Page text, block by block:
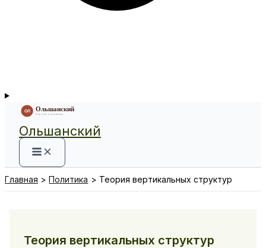
Ольшанский
Главная Политика Теория вертикальных структур
Теория вертикальных структур